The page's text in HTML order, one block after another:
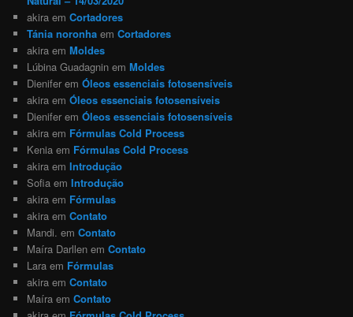
akira emCortadores
Tánia noronha emCortadores
akira emMoldes
Lúbina Guadagnin emMoldes
Dienifer emÓleos essenciais fotosensíveis
akira emÓleos essenciais fotosensíveis
Dienifer emÓleos essenciais fotosensíveis
akira em Fórmulas Cold Process
Kenia em Fórmulas Cold Process
akira emIntrodução
Sofia emIntrodução
akira em Fórmulas
akira emContato
Mandi. emContato
Maíra Darllen emContato
Lara em Fórmulas
akira emContato
Maíra emContato